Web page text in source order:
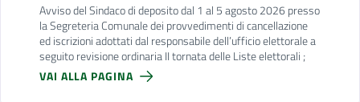
Avviso del Sindaco di deposito dal 1 al 5 agosto 2026 presso
la Segreteria Comunale dei provvedimenti di cancellazione
ed iscrizioni adottati dal responsabile dell’ufficio elettorale a
seguito revisione ordinaria II tornata delle Liste elettorali ;
VAI ALLA PAGINA